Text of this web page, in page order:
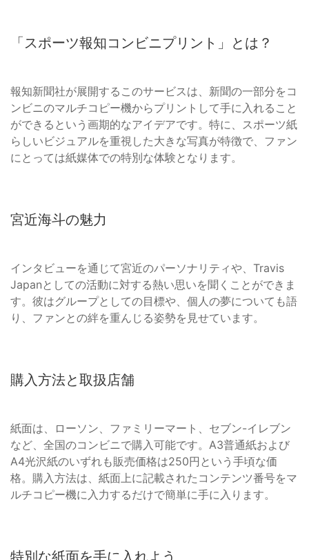
「スポーツ報知コンビニプリント」とは？
報知新聞社が展開するこのサービスは、新聞の一部分をコ
ンビニのマルチコピー機からプリントして手に入れること
ができるという画期的なアイデアです。特に、スポーツ紙
らしいビジュアルを重視した大きな写真が特徴で、ファン
にとっては紙媒体での特別な体験となります。
宮近海斗の魅力
インタビューを通じて宮近のパーソナリティや、Travis
Japanとしての活動に対する熱い思いを聞くことができま
す。彼はグループとしての目標や、個人の夢についても語
り、ファンとの絆を重んじる姿勢を見せています。
購入方法と取扱店舗
紙面は、ローソン、ファミリーマート、セブン-イレブン
など、全国のコンビニで購入可能です。A3普通紙および
A4光沢紙のいずれも販売価格は250円という手頃な価
格。購入方法は、紙面上に記載されたコンテンツ番号をマ
ルチコピー機に入力するだけで簡単に手に入ります。